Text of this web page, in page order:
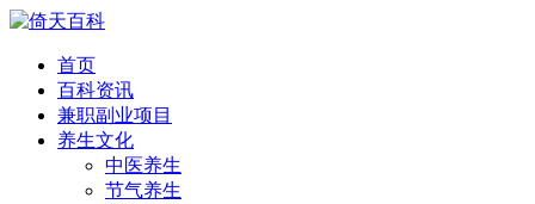
首页
百科资讯
兼职副业项目
养生文化
中医养生
节气养生